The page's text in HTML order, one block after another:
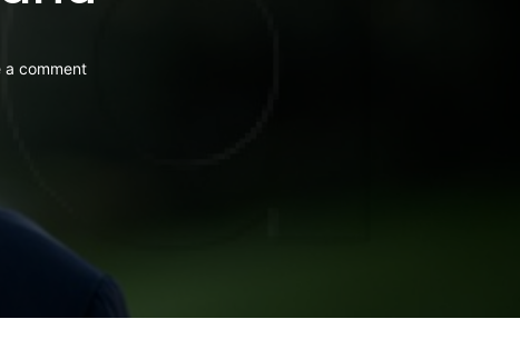
a comment